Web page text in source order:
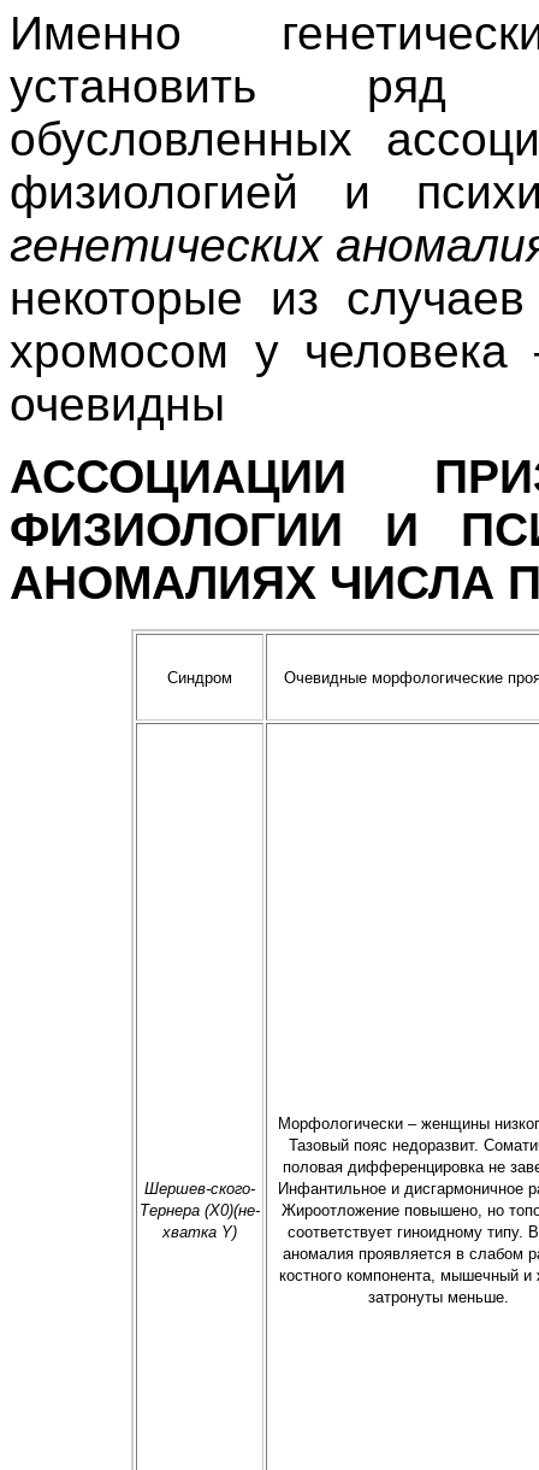
Именно
установить ряд
обусловленных
физиологией и
генетических
некоторые из
хромосом у человека
очевидны
АССОЦИАЦИИ
ФИЗИОЛОГИИ И
АНОМАЛИЯХ ЧИСЛА
Синдром Очевидные морфологические
Шершев-ского-
Тернера (X0)(не-
хватка Y)
Морфологически – женщины
Тазовый пояс недоразвит.
половая дифференцировка не
Инфантильное и дисгармоничное
Жироотложение повышено, но
соответствует гиноидному типу.
аномалия проявляется в слабом
костного компонента, мышечный и
затронуты меньше.